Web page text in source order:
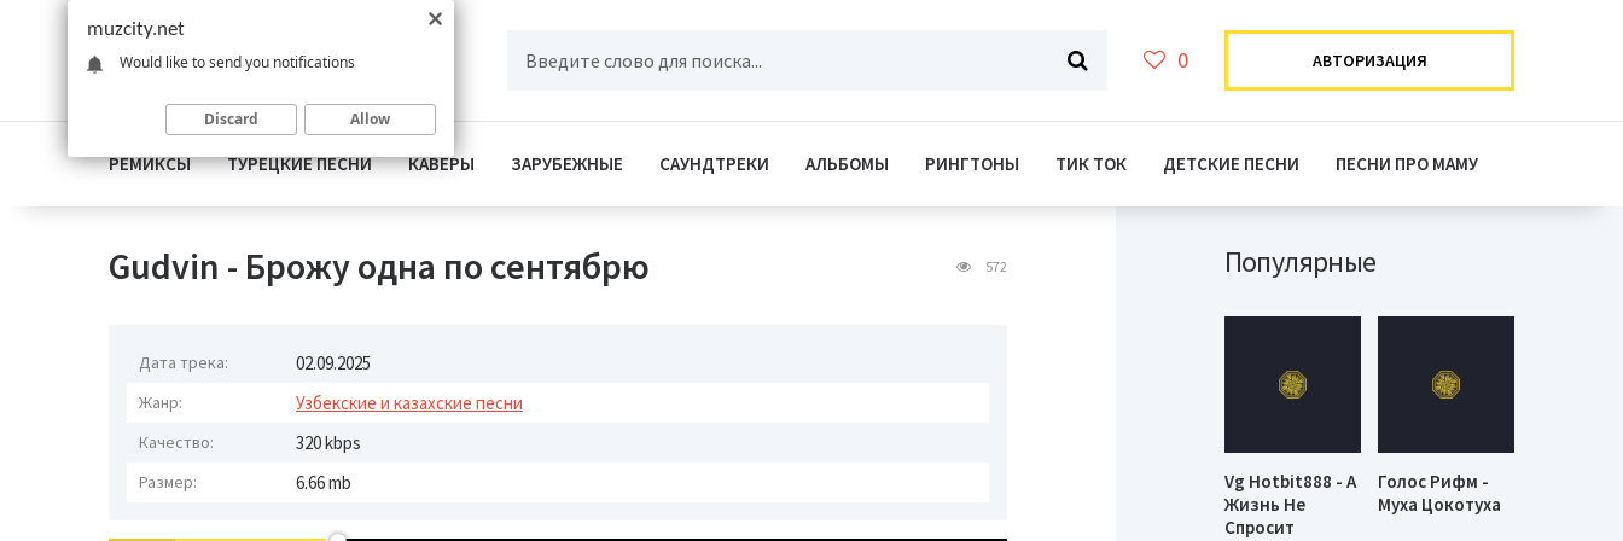
0 АВТОРИЗАЦИЯ
РЕМИКСЫ ТУРЕЦКИЕ ПЕСНИ КАВЕРЫ ЗАРУБЕЖНЫЕ САУНДТРЕКИ АЛЬБОМЫ РИНГТОНЫ ТИК ТОК ДЕТСКИЕ ПЕСНИ ПЕСНИ ПРО МАМУ
Gudvin - Брожу одна по сентябрю 572
Дата трека: 02.09.2025
Жанр: Узбекские и казахские песни
Качество: 320 kbps
Размер: 6.66 mb
Популярные
Vg Hotbit888 - А
Жизнь Не
Спросит
Голос Рифм -
Муха Цокотуха
muzcity.net
Would like to send you notifications
Discard Allow